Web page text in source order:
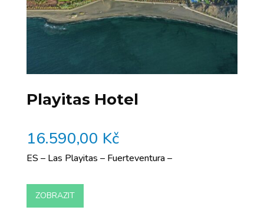
Playitas Hotel
16.590,00 Kč
ES – Las Playitas – Fuerteventura –
ZOBRAZIT